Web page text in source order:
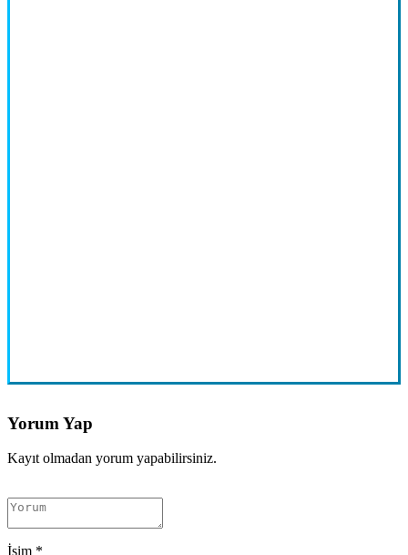
Yorum Yap
Kayıt olmadan yorum yapabilirsiniz.
İsim *